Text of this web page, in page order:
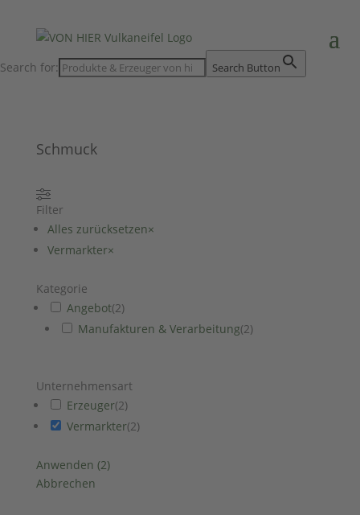
Search for: Search Button
Schmuck
Filter
Alles zurücksetzen×
Vermarkter×
Kategorie
Angebot(2)
Manufakturen & Verarbeitung(2)
Unternehmensart
Erzeuger(2)
Vermarkter(2)
Anwenden (2)
Abbrechen